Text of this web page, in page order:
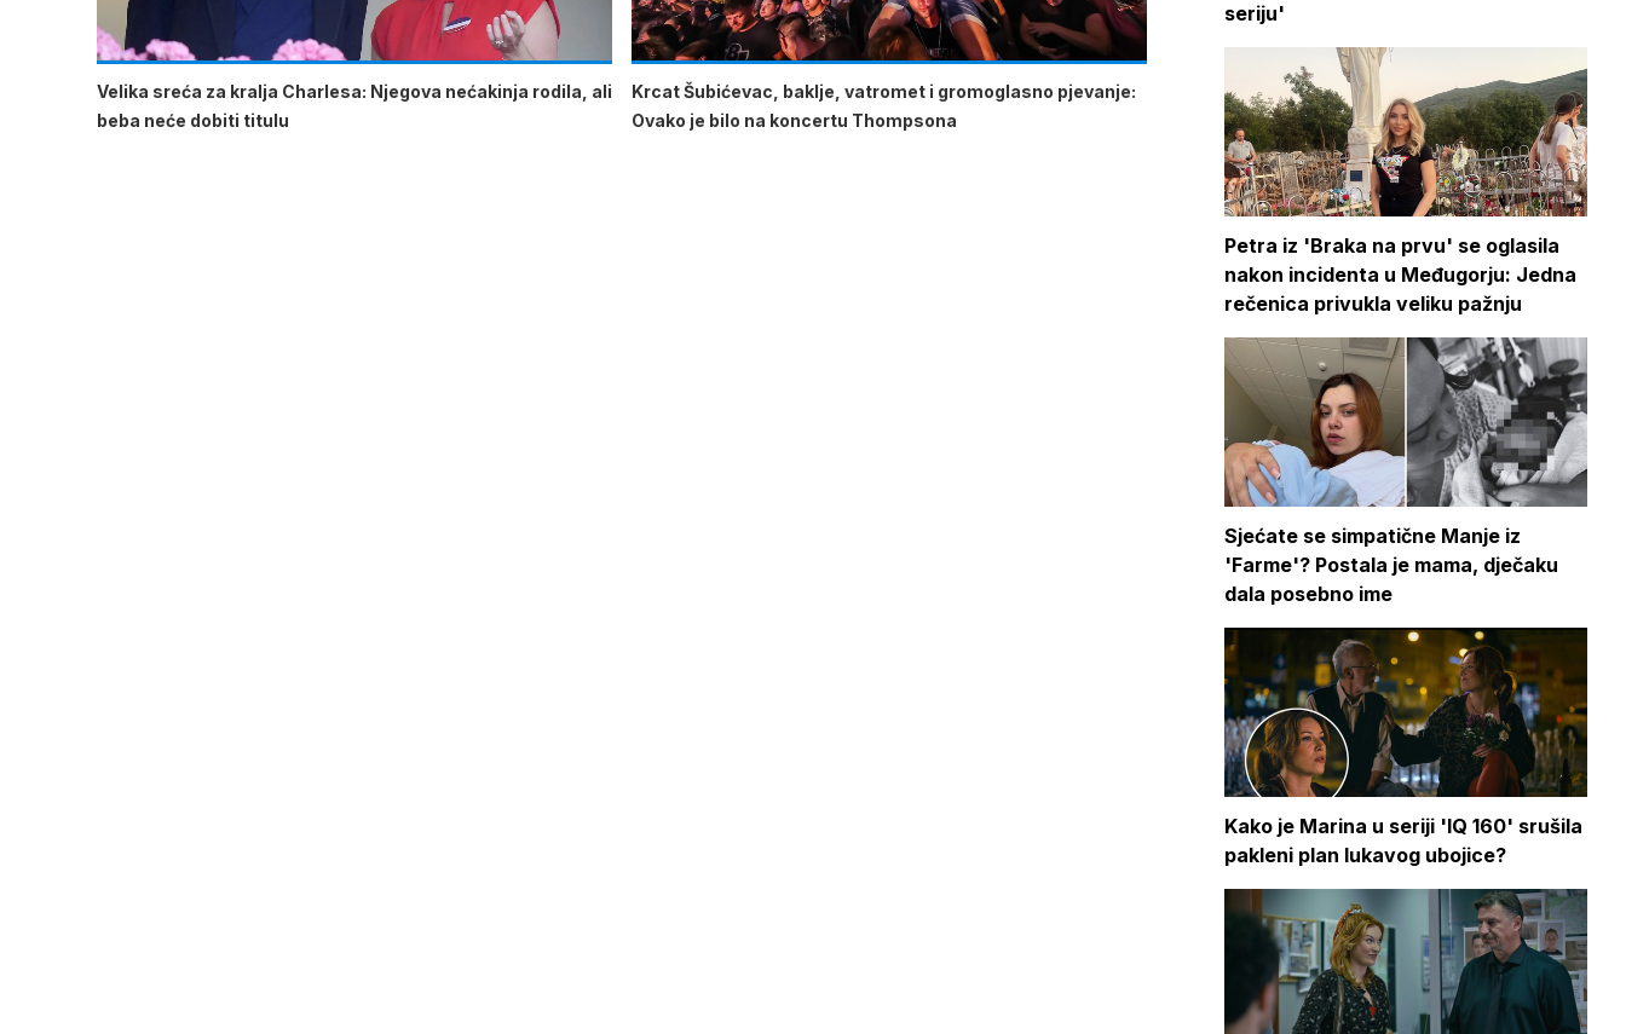
Velika sreća za kralja Charlesa: Njegova nećakinja rodila, ali
beba neće dobiti titulu
Krcat Šubićevac, baklje, vatromet i gromoglasno pjevanje:
Ovako je bilo na koncertu Thompsona
seriju'
Petra iz 'Braka na prvu' se oglasila
nakon incidenta u Međugorju: Jedna
rečenica privukla veliku pažnju
Sjećate se simpatične Manje iz
'Farme'? Postala je mama, dječaku
dala posebno ime
Kako je Marina u seriji 'IQ 160' srušila
pakleni plan lukavog ubojice?